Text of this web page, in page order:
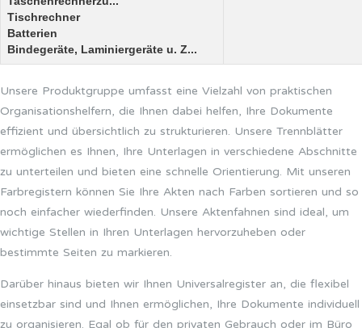
Tischrechner
Batterien
Bindegeräte, Laminiergeräte u. Z...
Unsere Produktgruppe umfasst eine Vielzahl von praktischen
Organisationshelfern, die Ihnen dabei helfen, Ihre Dokumente
effizient und übersichtlich zu strukturieren. Unsere Trennblätter
ermöglichen es Ihnen, Ihre Unterlagen in verschiedene Abschnitte
zu unterteilen und bieten eine schnelle Orientierung. Mit unseren
Farbregistern können Sie Ihre Akten nach Farben sortieren und so
noch einfacher wiederfinden. Unsere Aktenfahnen sind ideal, um
wichtige Stellen in Ihren Unterlagen hervorzuheben oder
bestimmte Seiten zu markieren.
Darüber hinaus bieten wir Ihnen Universalregister an, die flexibel
einsetzbar sind und Ihnen ermöglichen, Ihre Dokumente individuell
zu organisieren. Egal ob für den privaten Gebrauch oder im Büro